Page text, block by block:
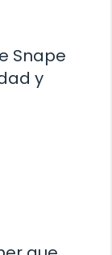
Snape
y